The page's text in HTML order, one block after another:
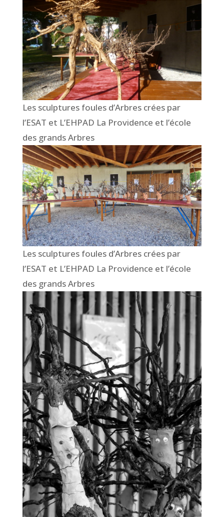
Les sculptures foules d’Arbres crées par
l’ESAT et L’EHPAD La Providence et l’école
des grands Arbres
Les sculptures foules d’Arbres crées par
l’ESAT et L’EHPAD La Providence et l’école
des grands Arbres